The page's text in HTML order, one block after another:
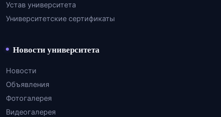
Устав университета
Университетские сертификаты
Новости университета
Новости
Объявления
Фотогалерея
Видеогалерея